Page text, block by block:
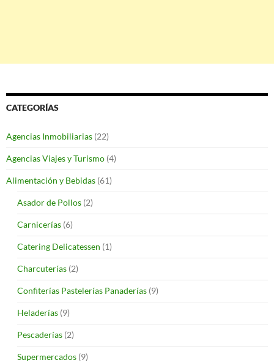
CATEGORÍAS
Agencias Inmobiliarias (22)
Agencias Viajes y Turismo (4)
Alimentación y Bebidas (61)
Asador de Pollos (2)
Carnicerías (6)
Catering Delicatessen (1)
Charcuterías (2)
Confiterías Pastelerías Panaderías (9)
Heladerías (9)
Pescaderías (2)
Supermercados (9)